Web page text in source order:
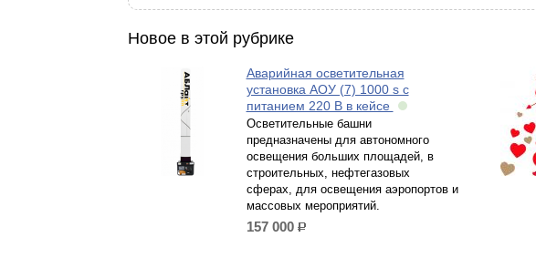
Новое в этой рубрике
Аварийная осветительная
установка АОУ (7) 1000 s с
питанием 220 В в кейсе
Осветительные башни
предназначены для автономного
освещения больших площадей, в
строительных, нефтегазовых
сферах, для освещения аэропортов и
массовых мероприятий.
157 000 р.